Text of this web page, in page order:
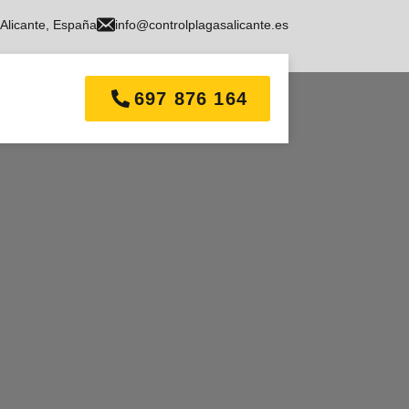
España info@controlplagasalicante.es
697 876 164